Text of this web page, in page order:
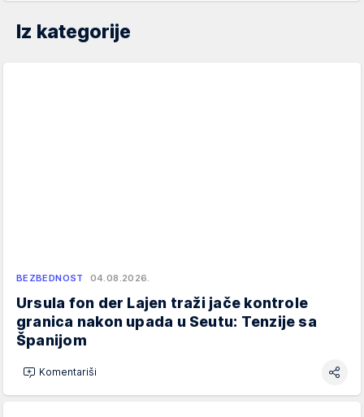
Iz kategorije
BEZBEDNOST 04.08.2026.
Ursula fon der Lajen traži jače kontrole
granica nakon upada u Seutu: Tenzije sa
Španijom
Komentariši